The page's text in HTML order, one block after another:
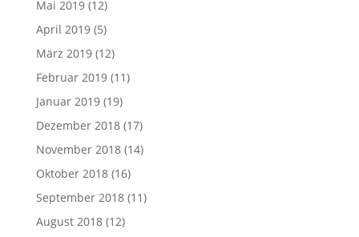
Mai 2019(12)
April 2019(5)
März 2019(12)
Februar 2019(11)
Januar 2019(19)
Dezember 2018(17)
November 2018(14)
Oktober 2018(16)
September 2018(11)
August 2018(12)